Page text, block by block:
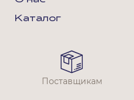
Каталог
Поставщикам